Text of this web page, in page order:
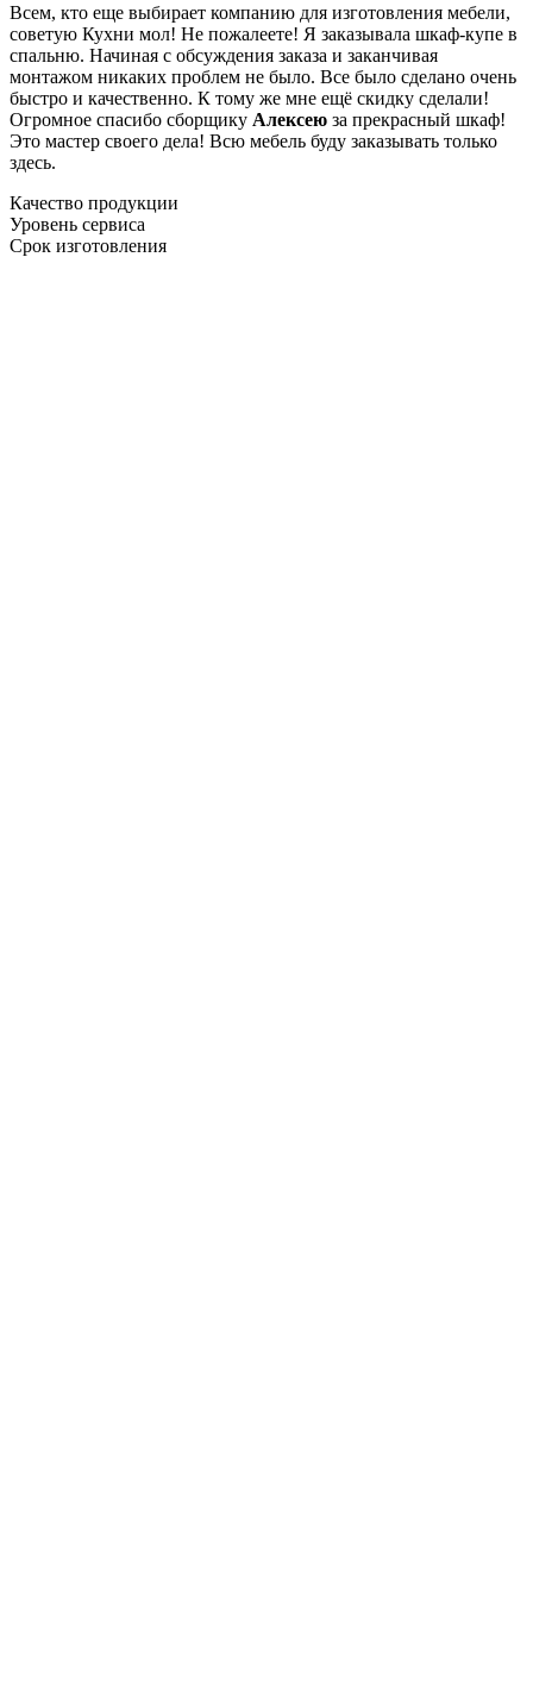
Всем, кто еще выбирает компанию для изготовления мебели,
советую Кухни мол! Не пожалеете! Я заказывала шкаф-купе в
спальню. Начиная с обсуждения заказа и заканчивая
монтажом никаких проблем не было. Все было сделано очень
быстро и качественно. К тому же мне ещё скидку сделали!
Огромное спасибо сборщику Алексею за прекрасный шкаф!
Это мастер своего дела! Всю мебель буду заказывать только
здесь.
Качество продукции
Уровень сервиса
Срок изготовления